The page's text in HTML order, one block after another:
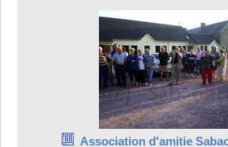
Association d'amitie